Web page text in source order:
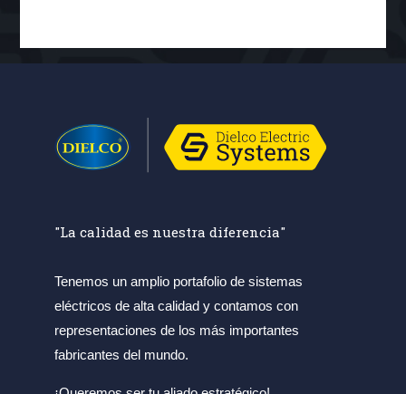
"La calidad es nuestra diferencia"
Tenemos un amplio portafolio de sistemas
eléctricos de alta calidad y contamos con
representaciones de los más importantes
fabricantes del mundo.